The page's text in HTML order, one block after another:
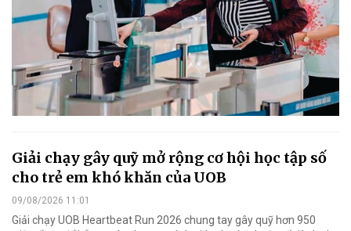
Giải chạy gây quỹ mở rộng cơ hội học tập số
cho trẻ em khó khăn của UOB
09/08/2026 11:01
Giải chạy UOB Heartbeat Run 2026 chung tay gây quỹ hơn 950